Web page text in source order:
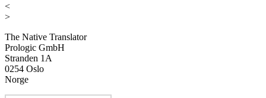
<
>
The Native Translator
Prologic GmbH
Stranden 1A
0254 Oslo
Norge